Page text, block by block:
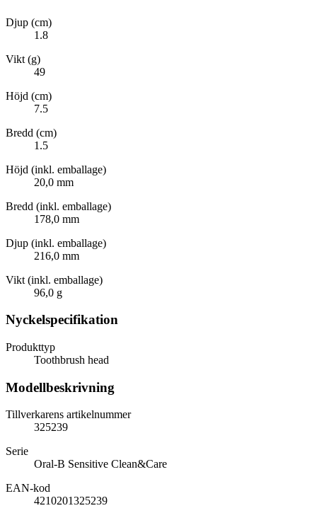
Djup (cm)
1.8
Vikt (g)
49
Höjd (cm)
7.5
Bredd (cm)
1.5
Höjd (inkl. emballage)
20,0 mm
Bredd (inkl. emballage)
178,0 mm
Djup (inkl. emballage)
216,0 mm
Vikt (inkl. emballage)
96,0 g
Nyckelspecifikation
Produkttyp
Toothbrush head
Modellbeskrivning
Tillverkarens artikelnummer
325239
Serie
Oral-B Sensitive Clean&Care
EAN-kod
4210201325239